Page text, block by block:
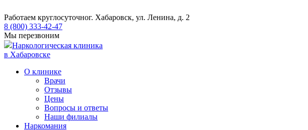
Работаем круглосуточног. Хабаровск, ул. Ленина, д. 2
8 (800) 333-42-47
Мы перезвоним
Наркологическая клиника
в Хабаровске
О клинике
Врачи
Отзывы
Цены
Вопросы и ответы
Наши филиалы
Наркомания